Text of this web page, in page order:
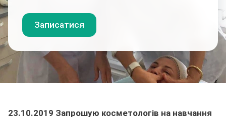
Записатися
23.10.2019 Запрошую косметологів на навчання